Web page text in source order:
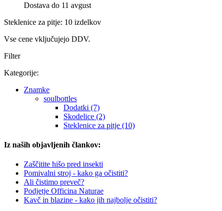
Dostava do 11 avgust
Steklenice za pitje: 10 izdelkov
Vse cene vključujejo DDV.
Filter
Kategorije:
Znamke
soulbottles
Dodatki (7)
Skodelice (2)
Steklenice za pitje (10)
Iz naših objavljenih člankov:
Zaščitite hišo pred insekti
Pomivalni stroj - kako ga očistiti?
Ali čistimo preveč?
Podjetje Officina Naturae
Kavč in blazine - kako jih najbolje očistiti?